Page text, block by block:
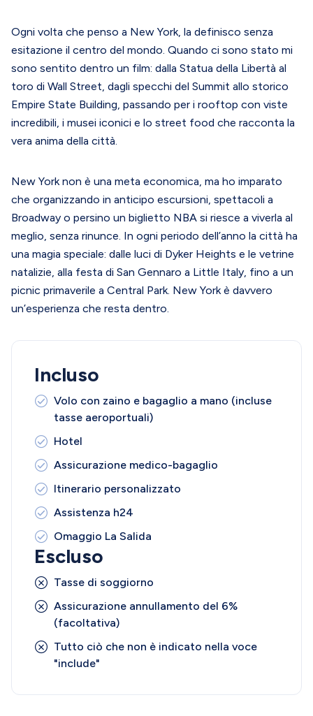
Ogni volta che penso a New York, la definisco senza
esitazione il centro del mondo. Quando ci sono stato mi
sono sentito dentro un film: dalla Statua della Libertà al
toro di Wall Street, dagli specchi del Summit allo storico
Empire State Building, passando per i rooftop con viste
incredibili, i musei iconici e lo street food che racconta la
vera anima della città.
New York non è una meta economica, ma ho imparato
che organizzando in anticipo escursioni, spettacoli a
Broadway o persino un biglietto NBA si riesce a viverla al
meglio, senza rinunce. In ogni periodo dell’anno la città ha
una magia speciale: dalle luci di Dyker Heights e le vetrine
natalizie, alla festa di San Gennaro a Little Italy, fino a un
picnic primaverile a Central Park. New York è davvero
un’esperienza che resta dentro.
Incluso
Volo con zaino e bagaglio a mano (incluse
tasse aeroportuali)
Hotel
Assicurazione medico-bagaglio
Itinerario personalizzato
Assistenza h24
Omaggio La Salida
Escluso
Tasse di soggiorno
Assicurazione annullamento del 6%
(facoltativa)
Tutto ciò che non è indicato nella voce
"include"